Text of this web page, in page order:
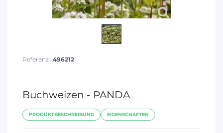
Referenz : 496212
Buchweizen - PANDA
PRODUKTBESCHREIBUNG EIGENSCHAFTEN